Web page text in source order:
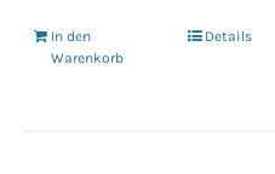
In den
Warenkorb
Details